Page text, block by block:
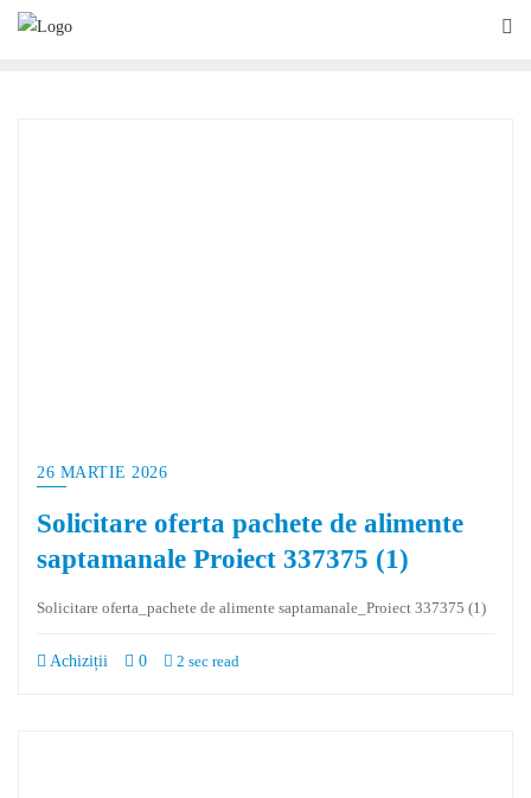
26 MARTIE 2026
Solicitare oferta pachete de alimente
saptamanale Proiect 337375 (1)
Solicitare oferta_pachete de alimente saptamanale_Proiect 337375 (1)
Achiziții 0 2 sec read